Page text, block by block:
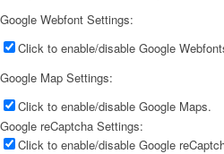
Google Webfont Settings:
Click to enable/disable Google
Google Map Settings:
Click to enable/disable Google Maps.
Google reCaptcha Settings:
Click to enable/disable Google